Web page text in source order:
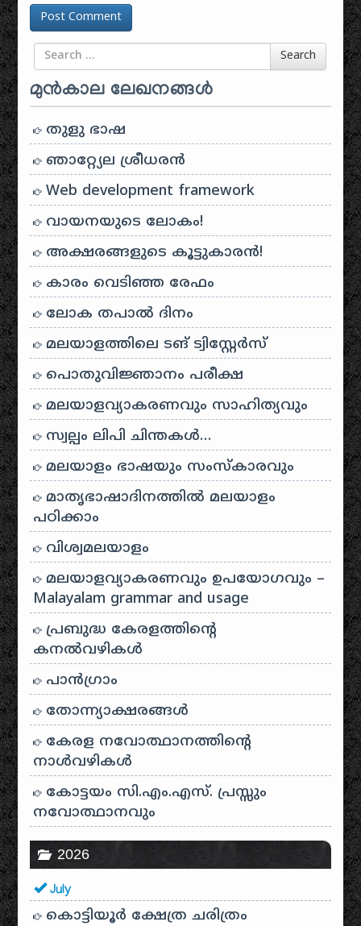
Search for Search
മുൻകാല ലേഖനങ്ങൾ
തുളു ഭാഷ
ഞാറ്റ്യേല ശ്രീധരൻ
Web development framework
വായനയുടെ ലോകം!
അക്ഷരങ്ങളുടെ കൂട്ടുകാരൻ!
കാരം വെടിഞ്ഞ രേഫം
ലോക തപാൽ ദിനം
മലയാളത്തിലെ ടങ് ട്വിസ്റ്റേർസ്
പൊതുവിജ്ഞാനം പരീക്ഷ
മലയാളവ്യാകരണവും സാഹിത്യവും
സ്വല്പം ലിപി ചിന്തകൾ…
മലയാളം ഭാഷയും സംസ്കാരവും
മാതൃഭാഷാദിനത്തിൽ മലയാളം
പഠിക്കാം
വിശ്വമലയാളം
മലയാളവ്യാകരണവും ഉപയോഗവും –
Malayalam grammar and usage
പ്രബുദ്ധ കേരളത്തിന്റെ
കനൽവഴികൾ
പാന്‍ഗ്രാം
തോന്ന്യാക്ഷരങ്ങള്‍
കേരള നവോത്ഥാനത്തിന്റെ
നാൾവഴികൾ
കോട്ടയം സി.എം.എസ്. പ്രസ്സും
നവോത്ഥാനവും
2026
July
കൊട്ടിയൂർ ക്ഷേത്ര ചരിത്രം